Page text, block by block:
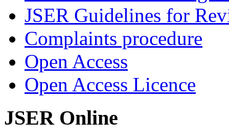
JSER Guidelines for
Complaints procedure
Open Access
Open Access Licence
JSER Online